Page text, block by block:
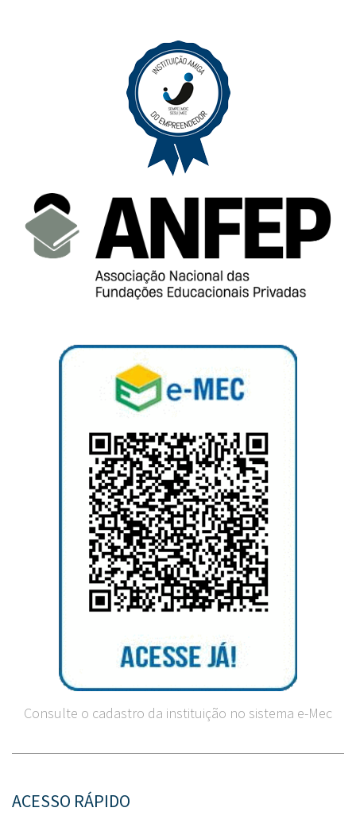
Consulte o cadastro da instituição no sistema e-Mec
ACESSO RÁPIDO